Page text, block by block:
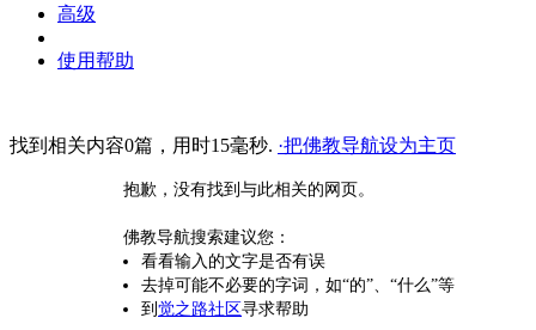
高级
使用帮助
找到相关内容0篇，用时15毫秒. ·把佛教导航设为主页
抱歉，没有找到与此相关的网页。
佛教导航搜索建议您：
看看输入的文字是否有误
去掉可能不必要的字词，如“的”、“什么”等
到 觉之路社区寻求帮助